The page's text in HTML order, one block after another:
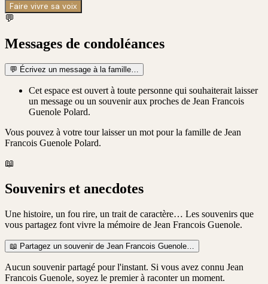
Faire vivre sa voix
💬
Messages de condoléances
💬 Écrivez un message à la famille…
Cet espace est ouvert à toute personne qui souhaiterait laisser
un message ou un souvenir aux proches de Jean Francois
Guenole Polard.
Vous pouvez à votre tour laisser un mot pour la famille de Jean
Francois Guenole Polard.
📖
Souvenirs et anecdotes
Une histoire, un fou rire, un trait de caractère… Les souvenirs que
vous partagez font vivre la mémoire de Jean Francois Guenole.
📖 Partagez un souvenir de Jean Francois Guenole…
Aucun souvenir partagé pour l'instant. Si vous avez connu Jean
Francois Guenole, soyez le premier à raconter un moment.